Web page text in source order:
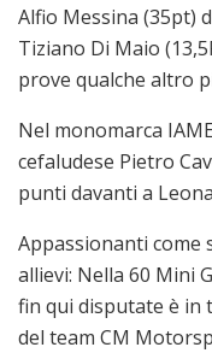
Alfio Messina (35pt)
Tiziano Di Maio
prove qualche altro
Nel monomarca
cefaludese Pietro
punti davanti a
Appassionanti come
allievi: Nella 60 Mini
fin qui disputate è in
del team CM